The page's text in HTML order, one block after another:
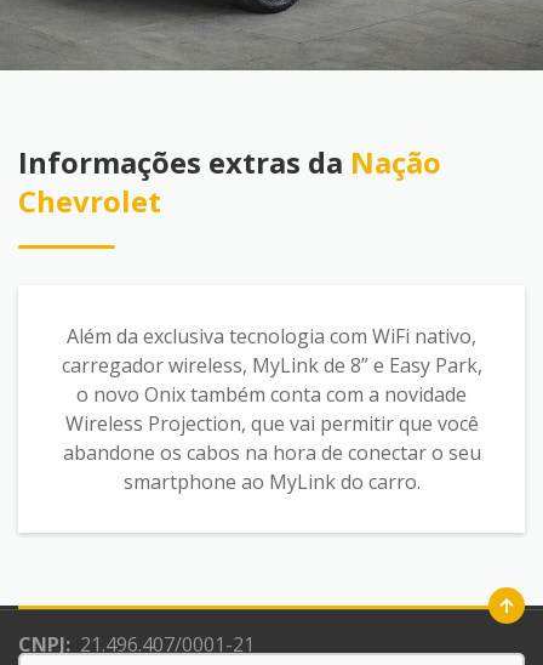
Informações extras da Nação
Chevrolet
Além da exclusiva tecnologia com WiFi nativo,
carregador wireless, MyLink de 8” e Easy Park,
o novo Onix também conta com a novidade
Wireless Projection, que vai permitir que você
abandone os cabos na hora de conectar o seu
smartphone ao MyLink do carro.
CNPJ: 21.496.407/0001-21